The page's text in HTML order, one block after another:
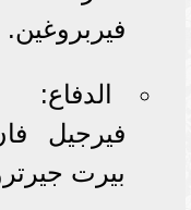
فيربروغين.
فيرجيل
بيرت